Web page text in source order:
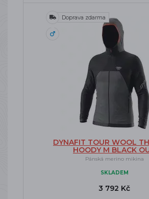
Doprava zdarma
DYNAFIT TOUR WOOL
HOODY M BLACK
Pánská merino mikina
SKLADEM
3 792 Kč